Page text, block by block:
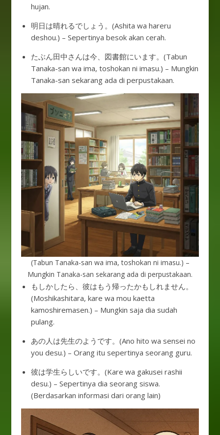
hujan.
明日は晴れるでしょう。(Ashita wa hareru
deshou.) – Sepertinya besok akan cerah.
たぶん田中さんは今、図書館にいます。(Tabun
Tanaka-san wa ima, toshokan ni imasu.) – Mungkin
Tanaka-san sekarang ada di perpustakaan.
(Tabun Tanaka-san wa ima, toshokan ni imasu.) –
Mungkin Tanaka-san sekarang ada di perpustakaan.
もしかしたら、彼はもう帰ったかもしれません。
(Moshikashitara, kare wa mou kaetta
kamoshiremasen.) – Mungkin saja dia sudah
pulang.
あの人は先生のようです。(Ano hito wa sensei no
you desu.) – Orang itu sepertinya seorang guru.
彼は学生らしいです。(Kare wa gakusei rashii
desu.) – Sepertinya dia seorang siswa.
(Berdasarkan informasi dari orang lain)